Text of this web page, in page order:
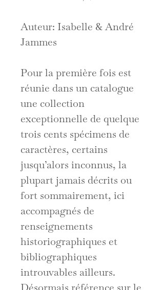
Auteur: Isabelle & André
Jammes
Pour la première fois est
réunie dans un catalogue
une collection
exceptionnelle de quelque
trois cents spécimens de
caractères, certains
jusqu’alors inconnus, la
plupart jamais décrits ou
fort sommairement, ici
accompagnés de
renseignements
historiographiques et
bibliographiques
introuvables ailleurs.